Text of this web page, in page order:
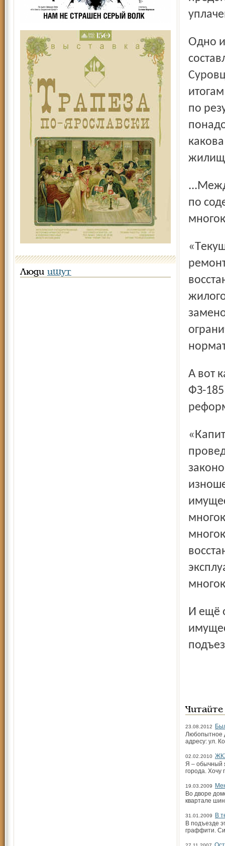
Люди ищут
Одно из уязвимых мест УК – отсутствие правильно
по
...Между тем вот что говорится в методическом пособии
по
«Текущий ремонт общего имущества жилого дома –
А вот как трактуется термин «капитальный ремонт» в
ФЗ-
«Капитальный ремонт многоквартирного дома –
И ещё одно уязвимое место ответчиков – ремонт общего
23.08.2012
Любопытное
адресу: ул.
02.02.2010
Я – обычный
города. Хочу
19.03.2009
Во дворе
квартале
31.01.2009
В
В подъезде
граффити.